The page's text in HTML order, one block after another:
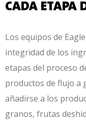
CADA ETAPA
Los equipos de
integridad de los
etapas del proceso
productos de flujo a
añadirse a los
granos, frutas